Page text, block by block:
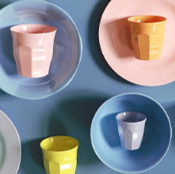
Tazza da cappuccino in
GOOD MORNING
14,95 €